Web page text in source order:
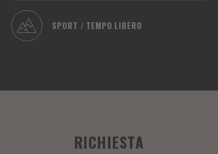
SPORT / TEMPO LIBERO
RICHIESTA